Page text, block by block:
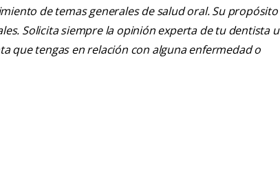
de temas generales de salud oral. Su propósito
Solicita siempre la opinión experta de tu dentista u
que tengas en relación con alguna enfermedad o